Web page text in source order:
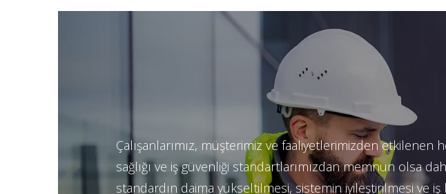
Çalışanlarımız, müşterimiz ve faaliyetlerimizden etkilenen
sağlığı ve iş güvenliği standartlarımızdan memnun olsa
standardın daima yükseltilmesi, sistemin iyileştirilmesi ve iş